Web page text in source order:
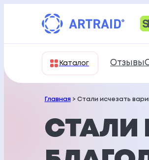
содержимому
Каталог Отзывы
Главная> Стали исчезать
СТАЛИ